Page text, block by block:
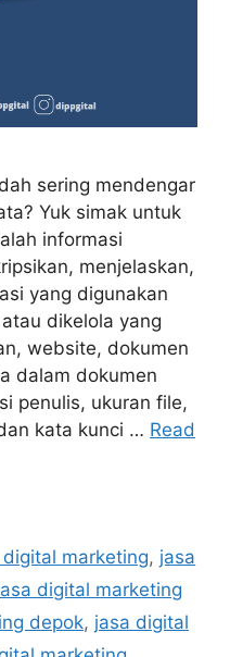
sering mendengar
Yuk simak untuk
informasi
menjelaskan,
yang digunakan
dikelola yang
website, dokumen
dalam dokumen
penulis, ukuran file,
kata kunci … Read
digital marketing, jasa
digital marketing
depok, jasa digital